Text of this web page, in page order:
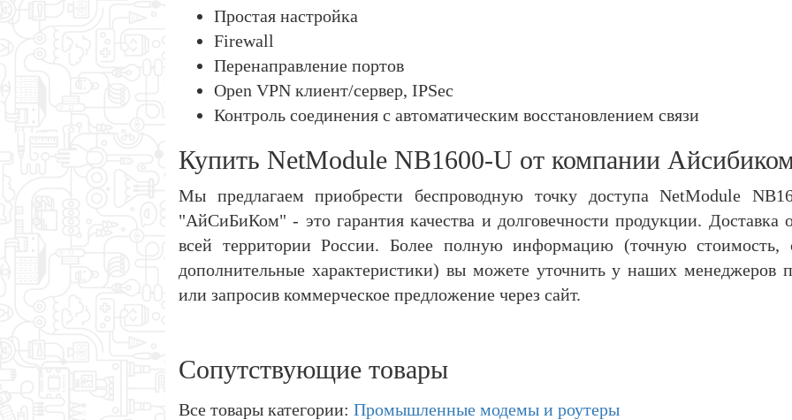
Простая настройка
Firewall
Перенаправление портов
Open VPN клиент/сервер, IPSec
Контроль соединения с автоматическим восстановлением связи
Купить NetModule NB1600-U от компании
Мы предлагаем приобрести беспроводную точку доступа NetModule
"АйСиБиКом" - это гарантия качества и долговечности продукции. Доставка
всей территории России. Более полную информацию (точную стоимость,
дополнительные характеристики) вы можете уточнить у наших менеджеров
или запросив коммерческое предложение через сайт. ​
Сопутствующие товары
Все товары категории: Промышленные модемы и роутеры